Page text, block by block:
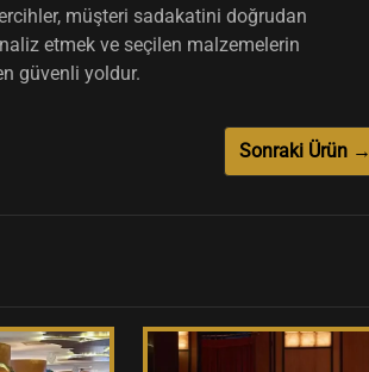
müşteri sadakatini doğrudan
etmek ve seçilen malzemelerin
güvenli yoldur.
Sonraki Ürün →